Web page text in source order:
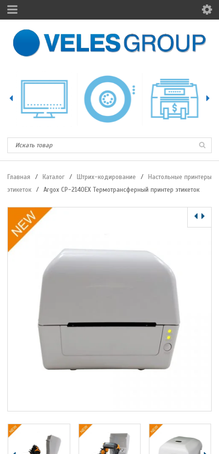
Главная / Каталог / Штрих-кодирование /
Настольные принтеры
этикеток
/ Argox CP-2140EX Термотрансферный принтер этикеток